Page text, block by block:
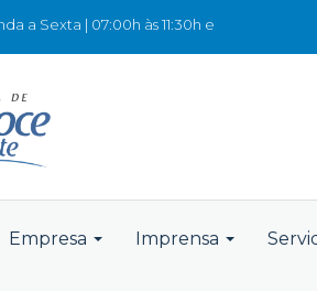
a Sexta | 07:00h às 11:30h e
Empresa Imprensa